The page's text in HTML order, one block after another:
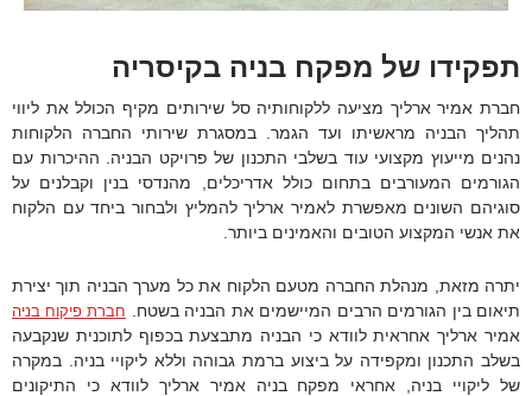
תפקידו של מפקח בניה בקיסריה
חברת אמיר ארליך מציעה ללקוחותיה סל שירותים מקיף הכולל את ליווי
תהליך הבניה מראשיתו ועד הגמר. במסגרת שירותי החברה הלקוחות
נהנים מייעוץ מקצועי עוד בשלבי התכנון של פרויקט הבניה. ההיכרות עם
הגורמים המעורבים בתחום כולל אדריכלים, מהנדסי בנין וקבלנים על
סוגיהם השונים מאפשרת לאמיר ארליך להמליץ ולבחור ביחד עם הלקוח
את אנשי המקצוע הטובים והאמינים ביותר.
יתרה מזאת, מנהלת החברה מטעם הלקוח את כל מערך הבניה תוך יצירת
תיאום בין הגורמים הרבים המיישמים את הבניה בשטח. חברת פיקוח בניה
אמיר ארליך אחראית לוודא כי הבניה מתבצעת בכפוף לתוכנית שנקבעה
בשלב התכנון ומקפידה על ביצוע ברמת גבוהה וללא ליקויי בניה. במקרה
של ליקויי בניה, אחראי מפקח בניה אמיר ארליך לוודא כי התיקונים